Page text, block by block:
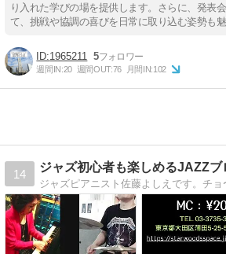
り入れた学びの場を提供します。さらに、発表
て、挑戦や協調の喜びを日常に取り込む姿勢も魅
1965211 5
週間IN:20 週間OUT:76 月間IN:102
14
ジャズ初心者も楽しめるJAZZブ